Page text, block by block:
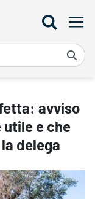
avviso
utile e che
delega